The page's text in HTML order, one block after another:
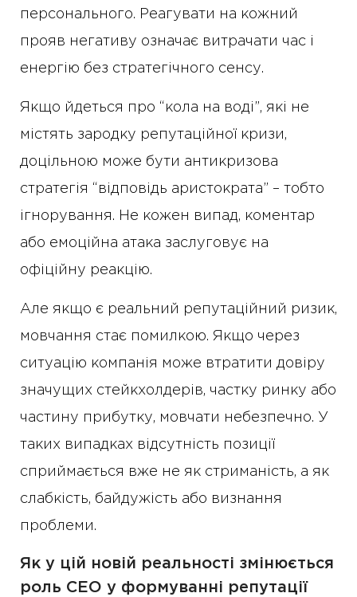
персонального. Реагувати на кожний
прояв негативу означає витрачати час і
енергію без стратегічного сенсу.
Якщо йдеться про “кола на воді”, які не
містять зародку репутаційної кризи,
доцільною може бути антикризова
стратегія “відповідь аристократа” – тобто
ігнорування. Не кожен випад, коментар
або емоційна атака заслуговує на
офіційну реакцію.
Але якщо є реальний репутаційний ризик,
мовчання стає помилкою. Якщо через
ситуацію компанія може втратити довіру
значущих стейкхолдерів, частку ринку або
частину прибутку, мовчати небезпечно. У
таких випадках відсутність позиції
сприймається вже не як стриманість, а як
слабкість, байдужість або визнання
проблеми.
Як у цій новій реальності змінюється
роль CEO у формуванні репутації